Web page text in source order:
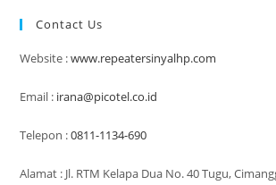
Contact Us
Website :www.repeatersinyalhp.com
Email : irana@picotel.co.id
Telepon :0811-1134-690
Alamat : Jl. RTM Kelapa Dua No. 40 Tugu,